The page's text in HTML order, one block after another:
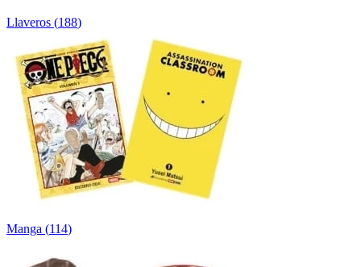
Llaveros (188)
Manga (114)